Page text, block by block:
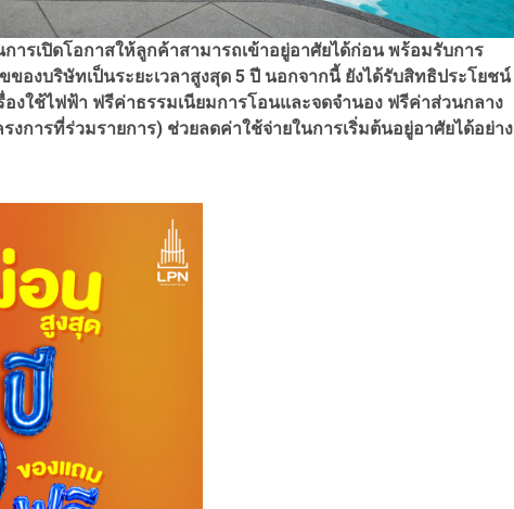
ารเปิดโอกาสให้ลูกค้าสามารถเข้าอยู่อาศัยได้ก่อน พร้อมรับการ
องบริษัทเป็นระยะเวลาสูงสุด 5 ปี นอกจากนี้ ยังได้รับสิทธิประโยชน์
องใช้ไฟฟ้า ฟรีค่าธรรมเนียมการโอนและจดจำนอง ฟรีค่าส่วนกลาง
งการที่ร่วมรายการ) ช่วยลดค่าใช้จ่ายในการเริ่มต้นอยู่อาศัยได้อย่าง